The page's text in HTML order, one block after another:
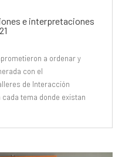
e interpretaciones
a ordenar y
con el
de Interacción
tema donde existan